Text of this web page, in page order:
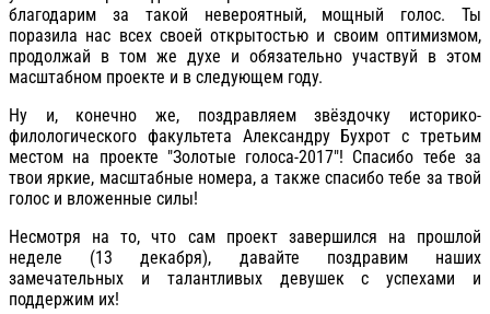
благодарим за такой невероятный, мощный голос. Ты
поразила нас всех своей открытостью и своим оптимизмом,
продолжай в том же духе и обязательно участвуй в этом
масштабном проекте и в следующем году.
Ну и, конечно же, поздравляем звёздочку историко-
филологического факультета Александру Бухрот с третьим
местом на проекте "Золотые голоса-2017"! Спасибо тебе за
твои яркие, масштабные номера, а также спасибо тебе за твой
голос и вложенные силы!
Несмотря на то, что сам проект завершился на прошлой
неделе (13 декабря), давайте поздравим наших
замечательных и талантливых девушек с успехами и
поддержим их!